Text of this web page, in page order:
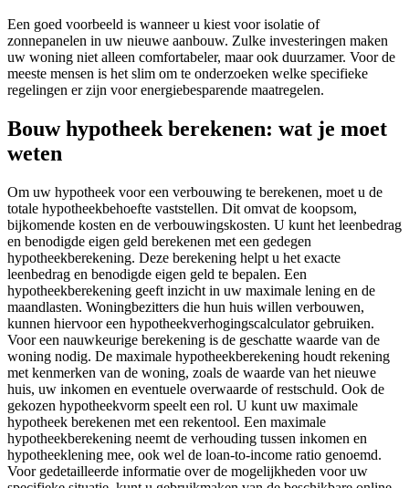
Een goed voorbeeld is wanneer u kiest voor isolatie of
zonnepanelen in uw nieuwe aanbouw. Zulke investeringen maken
uw woning niet alleen comfortabeler, maar ook duurzamer. Voor de
meeste mensen is het slim om te onderzoeken welke specifieke
regelingen er zijn voor energiebesparende maatregelen.
Bouw hypotheek berekenen: wat je moet
weten
Om uw hypotheek voor een verbouwing te berekenen, moet u de
totale hypotheekbehoefte vaststellen. Dit omvat de koopsom,
bijkomende kosten en de verbouwingskosten. U kunt het leenbedrag
en benodigde eigen geld berekenen met een gedegen
hypotheekberekening. Deze berekening helpt u het exacte
leenbedrag en benodigde eigen geld te bepalen. Een
hypotheekberekening geeft inzicht in uw maximale lening en de
maandlasten. Woningbezitters die hun huis willen verbouwen,
kunnen hiervoor een hypotheekverhogingscalculator gebruiken.
Voor een nauwkeurige berekening is de geschatte waarde van de
woning nodig. De maximale hypotheekberekening houdt rekening
met kenmerken van de woning, zoals de waarde van het nieuwe
huis, uw inkomen en eventuele overwaarde of restschuld. Ook de
gekozen hypotheekvorm speelt een rol. U kunt uw maximale
hypotheek berekenen met een rekentool. Een maximale
hypotheekberekening neemt de verhouding tussen inkomen en
hypotheeklening mee, ook wel de loan-to-income ratio genoemd.
Voor gedetailleerde informatie over de mogelijkheden voor uw